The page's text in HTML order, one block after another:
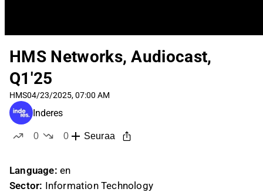
HMS Networks, Audiocast,
Q1'25
HMS04/23/2025, 07:00 AM
Inderes
0
0
Seuraa
Language: en
Sector: Information Technology